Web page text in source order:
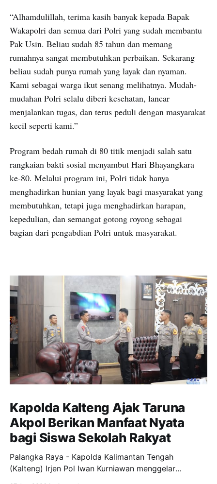
“Alhamdulillah, terima kasih banyak kepada Bapak
Wakapolri dan semua dari Polri yang sudah membantu
Pak Usin. Beliau sudah 85 tahun dan memang
rumahnya sangat membutuhkan perbaikan. Sekarang
beliau sudah punya rumah yang layak dan nyaman.
Kami sebagai warga ikut senang melihatnya. Mudah-
mudahan Polri selalu diberi kesehatan, lancar
menjalankan tugas, dan terus peduli dengan masyarakat
kecil seperti kami.”
Program bedah rumah di 80 titik menjadi salah satu
rangkaian bakti sosial menyambut Hari Bhayangkara
ke-80. Melalui program ini, Polri tidak hanya
menghadirkan hunian yang layak bagi masyarakat yang
membutuhkan, tetapi juga menghadirkan harapan,
kepedulian, dan semangat gotong royong sebagai
bagian dari pengabdian Polri untuk masyarakat.
Kapolda Kalteng Ajak Taruna
Akpol Berikan Manfaat Nyata
bagi Siswa Sekolah Rakyat
Palangka Raya - Kapolda Kalimantan Tengah
(Kalteng) Irjen Pol Iwan Kurniawan menggelar